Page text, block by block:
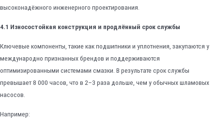
высоконадёжного инженерного проектирования.
4.1 Износостойкая конструкция и продлённый срок службы
Ключевые компоненты, такие как подшипники и уплотнения, закупаются у
международно признанных брендов и поддерживаются
оптимизированными системами смазки. В результате срок службы
превышает 8 000 часов, что в 2–3 раза дольше, чем у обычных шламовых
насосов.
Например: